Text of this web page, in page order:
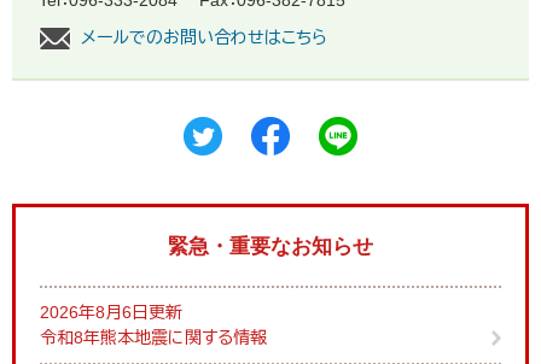
メールでのお問い合わせはこちら
緊急・重要なお知らせ
2026年8月6日更新
令和8年熊本地震に関する情報